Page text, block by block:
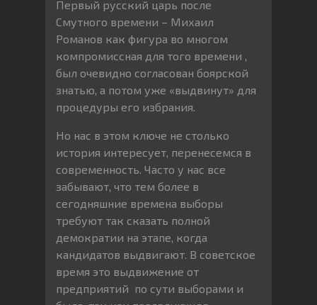
Первый русский царь после
Смутного времени – Михаил
Романов как фигура во многом
компромиссная для того времени ,
был очевидно согласован боярской
знатью, а потом уже «выдвинут» для
процедуры его избрания.
Но нас в этом ключе не столько
история интересует, перенесемся в
современность. Часто у нас все
забывают, что тем более в
сегодняшние времена выборы
требуют так сказать полной
демократии на этапе, когда
кандидатов выдвигают. В советское
время это выдвижение от
предприятий по сути выборами и